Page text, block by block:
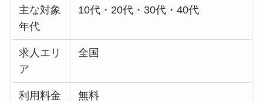
主な対象
年代
10代・20代・30代・40代
求人エリ
ア
全国
利用料金 無料